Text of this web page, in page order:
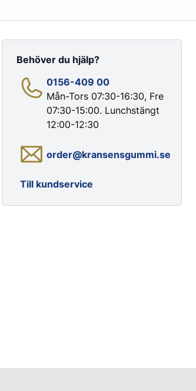
Färg & Rostskydd
Behöver du hjälp?
0156-409 00
Mån-Tors 07:30-16:30, Fre
07:30-15:00. Lunchstängt
12:00-12:30
order@kransensgummi.se
Till kundservice